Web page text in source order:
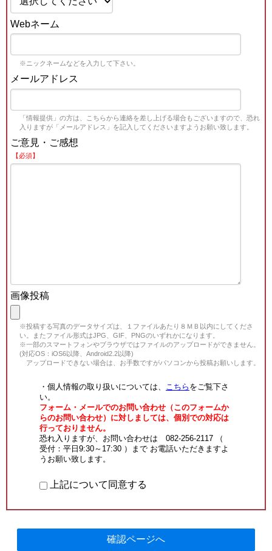
Webネーム
※ニックネームなどを入力して下さい。
メールアドレス
「情報提供」の方は、こちらから連絡を差し上げる場合もございますので、恐れ
入りますが「メールアドレス」を記入してくださいますようお願い致します。
ご意見・ご感想
【必須】
画像投稿
※投稿する写真のデータサイズは、１ファイルあたり８ＭＢ以内にしてくださ
い。またファイル形式はJPG、GIF、PNGのいずれかになります。
※一部のスマートフォンやブラウザではファイルのアップロードができません。
(対応OS：iOS6以降、Android2.2以降)
アップロードできない場合は、お手数ですがパソコンから投稿お願いします。
・個人情報の取り扱いについては、 こちら をご覧下さ
い。
フォーム・メールでのお問い合わせ（このフォームか
らのお問い合わせ）に対しましては、個別での対応は
行っておりません。
恐れ入りますが、お問い合わせは 082-256-2117 （
受付：平日9:30～17:30 ）まで お電話いただきますよ
うお願い致します。
上記について同意する
確認ページへ